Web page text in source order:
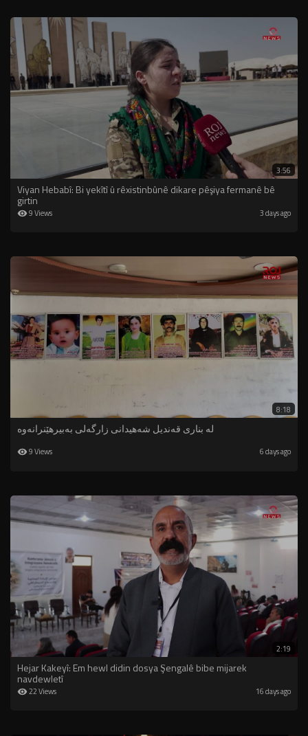
3:56
Viyan Hebabî: Bi yekîtî û rêxistinbûnê dikare pêşiya fermanê bê
girtin
9 Views 3 days ago
8:18
لە بناری قەندیل شەهیدانی زارگەلی بەبیرهێنرانەوە
9 Views 6 days ago
2:19
Hejar Kakeyî: Em hewl didin dosya Şengalê bibe mijarek
navdewletî
22 Views 16 days ago